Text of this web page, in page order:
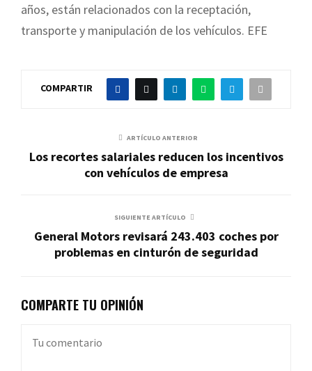
años, están relacionados con la receptación,
transporte y manipulación de los vehículos. EFE
COMPARTIR
ARTÍCULO ANTERIOR
Los recortes salariales reducen los incentivos
con vehículos de empresa
SIGUIENTE ARTÍCULO
General Motors revisará 243.403 coches por
problemas en cinturón de seguridad
COMPARTE TU OPINIÓN